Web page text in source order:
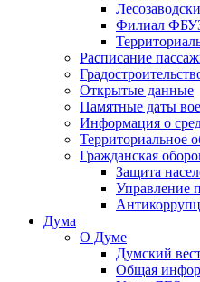
Филиал ФБУЗ
Расписание
Открытые данные
Памятные даты
Информация о
Территориальное
Гражданская
Защита
Управление
Дума
О Думе
Думский
Общая